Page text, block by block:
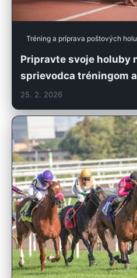
Tréning a príprava poštových
Pripravte svoje holuby
sprievodca tréningom
25. 2. 2026